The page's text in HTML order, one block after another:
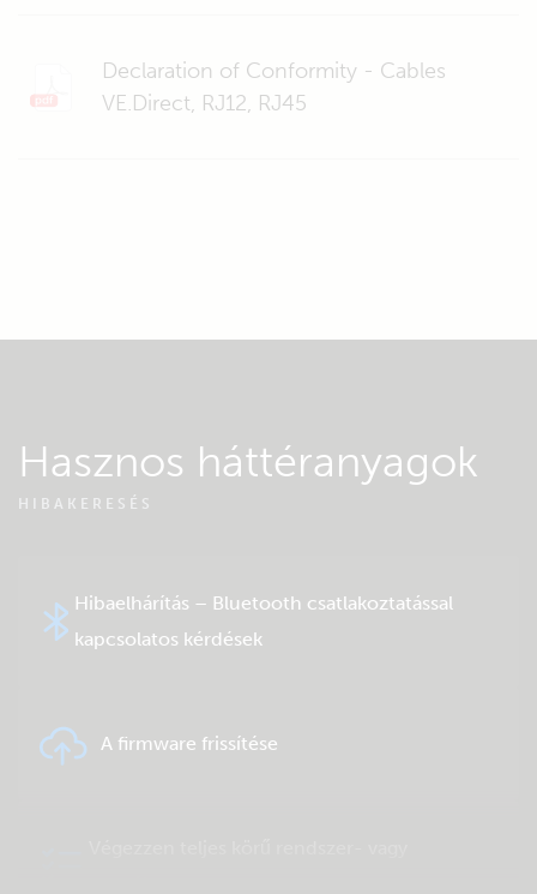
Declaration of Conformity - Cables
VE.Direct, RJ12, RJ45
Hasznos háttéranyagok
HIBAKERESÉS
Hibaelhárítás – Bluetooth csatlakoztatással
kapcsolatos kérdések
A firmware frissítése